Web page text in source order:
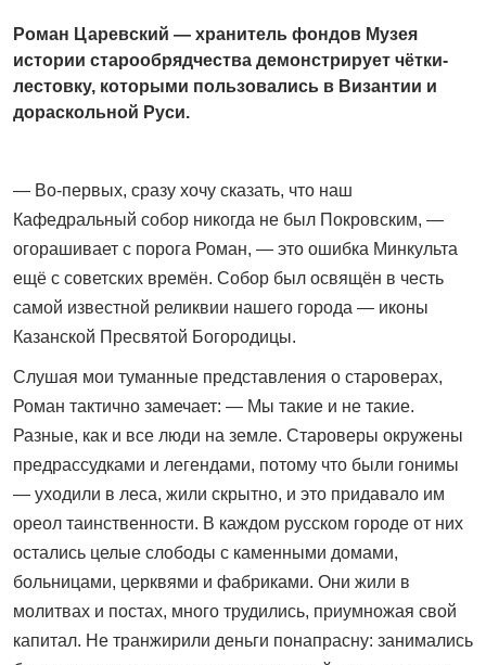
Роман Царевский — хранитель фондов Музея
истории старообрядчества демонстрирует чётки-
лестовку, которыми пользовались в Византии и
дораскольной Руси.
— Во-первых, сразу хочу сказать, что наш
Кафедральный собор никогда не был Покровским, —
огорашивает с порога Роман, — это ошибка Минкульта
ещё с советских времён. Собор был освящён в честь
самой известной реликвии нашего города — иконы
Казанской Пресвятой Богородицы.
Слушая мои туманные представления о староверах,
Роман тактично замечает: — Мы такие и не такие.
Разные, как и все люди на земле. Староверы окружены
предрассудками и легендами, потому что были гонимы
— уходили в леса, жили скрытно, и это придавало им
ореол таинственности. В каждом русском городе от них
остались целые слободы с каменными домами,
больницами, церквями и фабриками. Они жили в
молитвах и постах, много трудились, приумножая свой
капитал. Не транжирили деньги понапрасну: занимались